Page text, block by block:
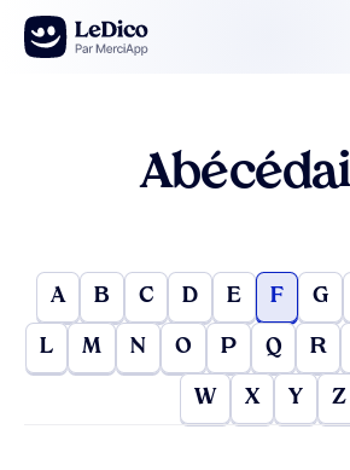
Aller au contenu
A B C D E F G
L M N O P Q R
W X Y Z